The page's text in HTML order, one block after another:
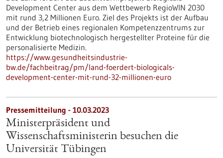
Development Center aus dem Wettbewerb RegioWIN 2030
mit rund 3,2 Millionen Euro. Ziel des Projekts ist der Aufbau
und der Betrieb eines regionalen Kompetenzzentrums zur
Entwicklung biotechnologisch hergestellter Proteine für die
personalisierte Medizin.
https://www.gesundheitsindustrie-
bw.de/fachbeitrag/pm/land-foerdert-biologicals-
development-center-mit-rund-32-millionen-euro
Pressemitteilung - 10.03.2023
Ministerpräsident und
Wissenschaftsministerin besuchen die
Universität Tübingen